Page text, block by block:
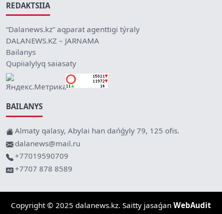
REDAKTSIIA
“Dalanews.kz” aqparat agenttigi týraly
DALANEWS.KZ – JARNAMA
Bailanys
Qupiialylyq saiasaty
BAILANYS
Almaty qalasy, Abylai han dańǵyly 79, 125 ofis.
dalanews@mail.ru
+77019590709
+7707 878 8589
Copyright © 2025 dalanews.kz. Saitty jasaǵan WebAudit